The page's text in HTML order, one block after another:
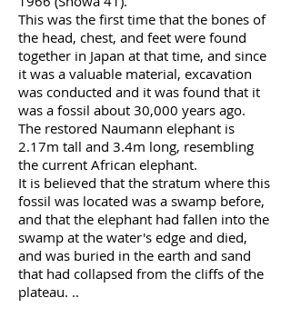
This was the first time that the bones of
the head, chest, and feet were found
together in Japan at that time, and since
it was a valuable material, excavation
was conducted and it was found that it
was a fossil about 30,000 years ago.
The restored Naumann elephant is
2.17m tall and 3.4m long, resembling
the current African elephant.
It is believed that the stratum where this
fossil was located was a swamp before,
and that the elephant had fallen into the
swamp at the water's edge and died,
and was buried in the earth and sand
that had collapsed from the cliffs of the
plateau. ..